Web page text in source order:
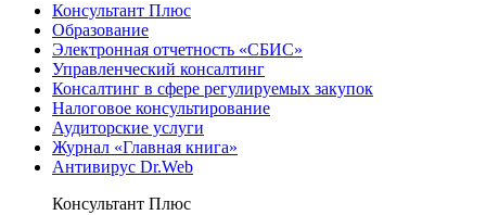
Консультант Плюс
Образование
Электронная отчетность «СБИС»
Управленческий консалтинг
Консалтинг в сфере регулируемых закупок
Налоговое консультирование
Аудиторские услуги
Журнал «Главная книга»
Антивирус Dr.Web
Консультант Плюс